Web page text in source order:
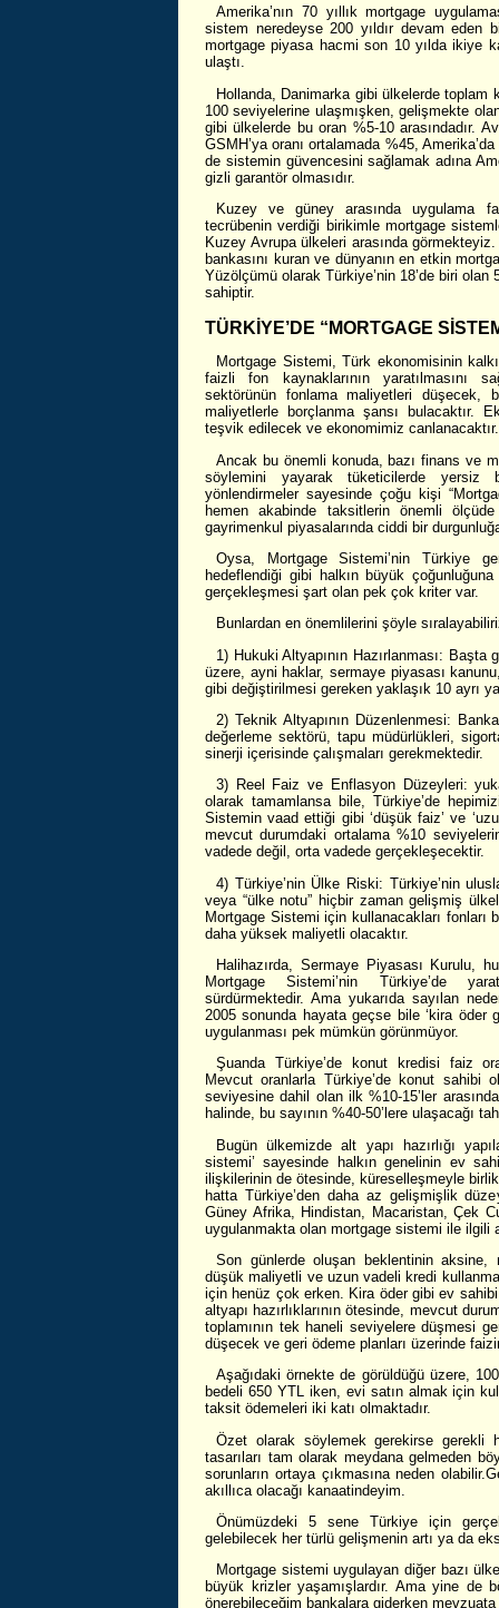
Amerika’nın 70 yıllık mortgage
sistem neredeyse 200 yıldır devam eden
mortgage piyasa hacmi son 10 yılda ikiye
ulaştı.
Hollanda, Danimarka gibi ülkelerde toplam
100 seviyelerine ulaşmışken, gelişmekte
gibi ülkelerde bu oran %5-10 arasındadır.
GSMH’ya oranı ortalamada %45,
de sistemin güvencesini sağlamak adına
gizli garantör olmasıdır.
Kuzey ve güney arasında uygulama
tecrübenin verdiği birikimle mortgage
Kuzey Avrupa ülkeleri arasında
bankasını kuran ve dünyanın en etkin
Yüzölçümü olarak Türkiye’nin 18’de biri
sahiptir.
TÜRKİYE’DE “MORTGAGE
Mortgage Sistemi, Türk ekonomisinin
faizli fon kaynaklarının yaratılmasını
sektörünün fonlama maliyetleri
maliyetlerle borçlanma şansı bulacaktır.
teşvik edilecek ve ekonomimiz canlanacaktır.
Ancak bu önemli konuda, bazı finans ve
söylemini yayarak tüketicilerde yersiz
yönlendirmeler sayesinde çoğu kişi
hemen akabinde taksitlerin önemli
gayrimenkul piyasalarında ciddi bir
Oysa, Mortgage Sistemi’nin Türkiye
hedeflendiği gibi halkın büyük
gerçekleşmesi şart olan pek çok kriter var.
Bunlardan en önemlilerini şöyle
1) Hukuki Altyapının Hazırlanması:
üzere, ayni haklar, sermaye piyasası
gibi değiştirilmesi gereken yaklaşık 10 ayrı
2) Teknik Altyapının Düzenlenmesi:
değerleme sektörü, tapu müdürlükleri,
sinerji içerisinde çalışmaları gerekmektedir.
3) Reel Faiz ve Enflasyon Düzeyleri:
olarak tamamlansa bile, Türkiye’de
Sistemin vaad ettiği gibi ‘düşük faiz’ ve
mevcut durumdaki ortalama %10
vadede değil, orta vadede gerçekleşecektir.
4) Türkiye’nin Ülke Riski: Türkiye’nin
veya “ülke notu” hiçbir zaman gelişmiş
Mortgage Sistemi için kullanacakları fonları
daha yüksek maliyetli olacaktır.
Halihazırda, Sermaye Piyasası Kurulu,
Mortgage Sistemi’nin Türkiye’de
sürdürmektedir. Ama yukarıda sayılan
2005 sonunda hayata geçse bile ‘kira öder
uygulanması pek mümkün görünmüyor.
Şuanda Türkiye’de konut kredisi faiz
Mevcut oranlarla Türkiye’de konut sahibi
seviyesine dahil olan ilk %10-15’ler
halinde, bu sayının %40-50’lere ulaşacağı
Bugün ülkemizde alt yapı hazırlığı
sistemi’ sayesinde halkın genelinin ev
ilişkilerinin de ötesinde, küreselleşmeyle
hatta Türkiye’den daha az gelişmişlik
Güney Afrika, Hindistan, Macaristan, Çek
uygulanmakta olan mortgage sistemi ile ilgili
Son günlerde oluşan beklentinin
düşük maliyetli ve uzun vadeli kredi
için henüz çok erken. Kira öder gibi ev
altyapı hazırlıklarının ötesinde, mevcut
toplamının tek haneli seviyelere düşmesi
düşecek ve geri ödeme planları üzerinde
Aşağıdaki örnekte de görüldüğü üzere,
bedeli 650 YTL iken, evi satın almak için
taksit ödemeleri iki katı olmaktadır.
Özet olarak söylemek gerekirse gerekli
tasarıları tam olarak meydana gelmeden
sorunların ortaya çıkmasına neden
akıllıca olacağı kanaatindeyim.
Önümüzdeki 5 sene Türkiye için
gelebilecek her türlü gelişmenin artı ya da
Mortgage sistemi uygulayan diğer bazı
büyük krizler yaşamışlardır. Ama yine
önerebileceğim bankalara giderken